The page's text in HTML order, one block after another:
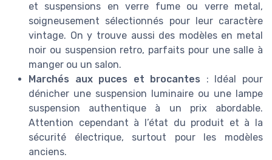
et suspensions en verre fume ou verre metal,
soigneusement sélectionnés pour leur caractère
vintage. On y trouve aussi des modèles en metal
noir ou suspension retro, parfaits pour une salle à
manger ou un salon.
Marchés aux puces et brocantes : Idéal pour
dénicher une suspension luminaire ou une lampe
suspension authentique à un prix abordable.
Attention cependant à l’état du produit et à la
sécurité électrique, surtout pour les modèles
anciens.